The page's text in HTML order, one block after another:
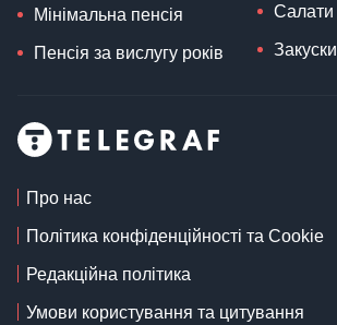
Мінімальна пенсія
Пенсія за вислугу років
Салати
Закуски
Про нас
Політика конфіденційності та Cookie
Редакційна політика
Умови користування та цитування